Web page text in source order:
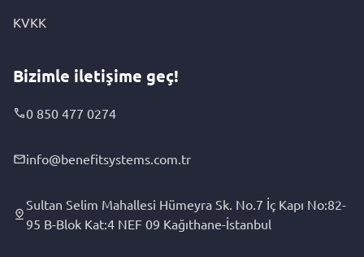
KVKK
Bizimle iletişime geç!
0 850 477 0274
info@benefitsystems.com.tr
Sultan Selim Mahallesi Hümeyra Sk. No.7 İç Kapı No:82-
95 B-Blok Kat:4 NEF 09 Kağıthane-İstanbul